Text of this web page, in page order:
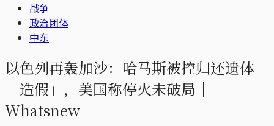
战争
政治团体
中东
以色列再轰加沙：哈马斯被控归还遗体
「造假」，美国称停火未破局｜
Whatsnew